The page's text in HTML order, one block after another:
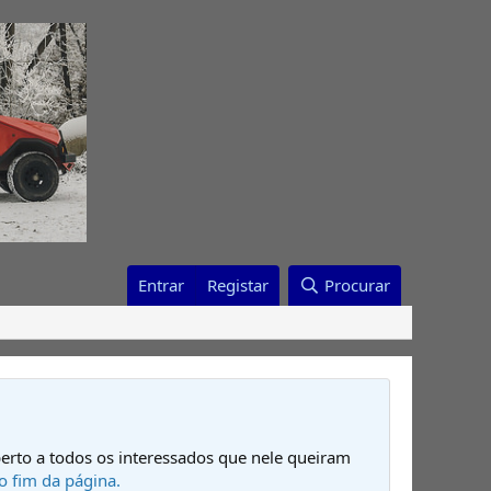
Entrar Registar Procurar
a todos os interessados que nele queiram
fim da página.